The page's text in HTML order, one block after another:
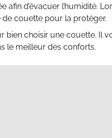
d’évacuer l’humidité.
couette pour la protéger.
choisir une couette. Il
le meilleur des conforts.